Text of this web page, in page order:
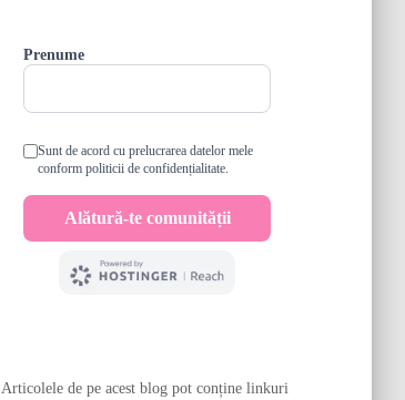
Articolele de pe acest blog pot conține linkuri